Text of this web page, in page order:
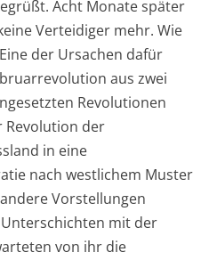
Acht Monate später
Verteidiger mehr. Wie
der Ursachen dafür
aus zwei
Revolutionen
Revolution der
in eine
nach westlichem Muster
Vorstellungen
mit der
von ihr die